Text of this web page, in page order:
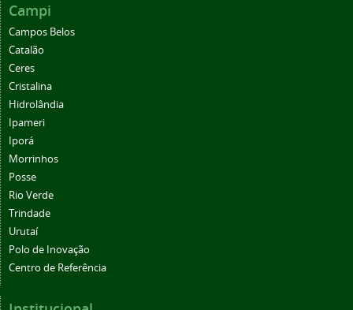
Campi
Campos Belos
Catalão
Ceres
Cristalina
Hidrolândia
Ipameri
Iporá
Morrinhos
Posse
Rio Verde
Trindade
Urutaí
Polo de Inovação
Centro de Referência